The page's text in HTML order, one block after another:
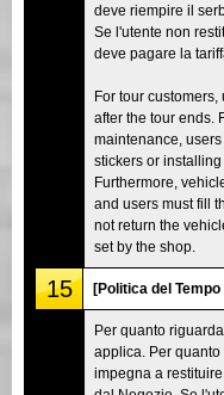
deve riempire il
Se l'utente non
deve pagare la
For tour
after the tour ends.
maintenance,
stickers or
Furthermore,
and users must fill
not return the
set by the shop.
15 [Politica del
Per quanto
applica. Per
impegna a